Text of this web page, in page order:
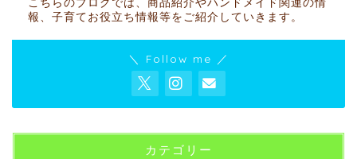
こちらのブログでは、商品紹介やハンドメイド関連の情
報、子育てお役立ち情報等をご紹介していきます。
＼ Follow me ／
カテゴリー